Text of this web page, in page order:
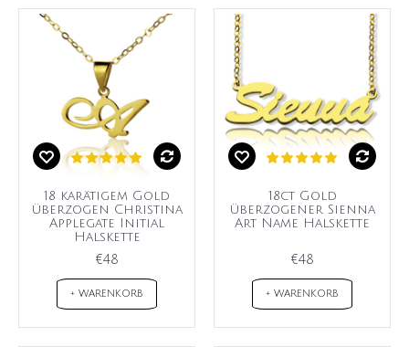
18 karätigem Gold
überzogen Christina
Applegate Initial
Halskette
€48
+ WARENKORB
18ct Gold
überzogener Sienna
Art Name Halskette
€48
+ WARENKORB